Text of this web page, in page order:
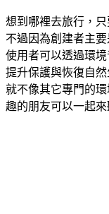
想到哪裡去旅行，
不過因為創建者主
使用者可以透過環
提升保護與恢復自
就不像其它專門的
趣的朋友可以一起來